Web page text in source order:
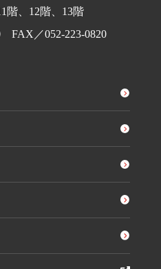
階、12階、13階
FAX／052-223-0820